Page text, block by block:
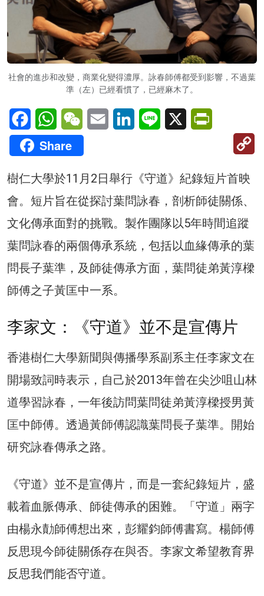
社會的進步和改變，商業化變得濃厚。詠春師傅都受到影響，不過葉
準（左）已經看慣了，已經麻木了。
FacebookWhatsAppWeChatEmail LinkedInLine X
Share
樹仁大學於11月2日舉行《守道》紀錄短片首映
會。短片旨在從探討葉問詠春，剖析師徒關係、
文化傳承面對的挑戰。製作團隊以5年時間追蹤
葉問詠春的兩個傳承系統，包括以血緣傳承的葉
問長子葉準，及師徒傳承方面，葉問徒弟黃淳樑
師傅之子黃匡中一系。
李家文：《守道》並不是宣傳片
香港樹仁大學新聞與傳播學系副系主任李家文在
開場致詞時表示，自己於2013年曾在尖沙咀山林
道學習詠春，一年後訪問葉問徒弟黃淳樑授男黃
匡中師傅。透過黃師傅認識葉問長子葉準。開始
研究詠春傳承之路。
《守道》並不是宣傳片，而是一套紀錄短片，盛
載着血脈傳承、師徒傳承的困難。「守道」兩字
由楊永勣師傅想出來，彭耀鈞師傅書寫。楊師傅
反思現今師徒關係存在與否。李家文希望教育界
反思我們能否守道。